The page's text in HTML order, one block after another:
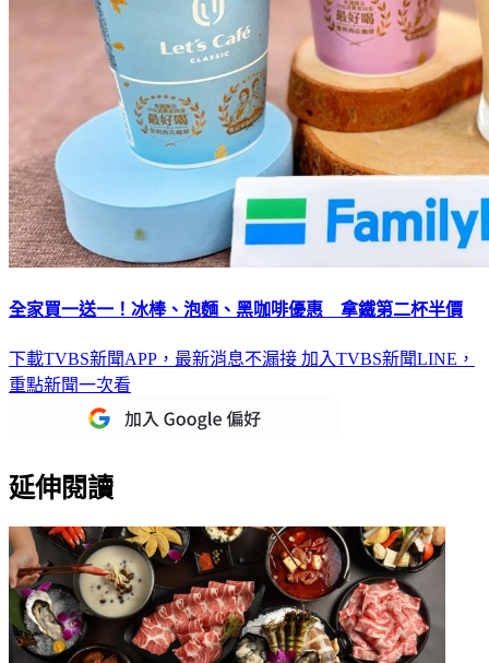
全家買一送一！冰棒、泡麵、黑咖啡優惠 拿鐵第二杯半價
下載TVBS新聞APP，最新消息不漏接 加入TVBS新聞LINE，
重點新聞一次看
延伸閱讀